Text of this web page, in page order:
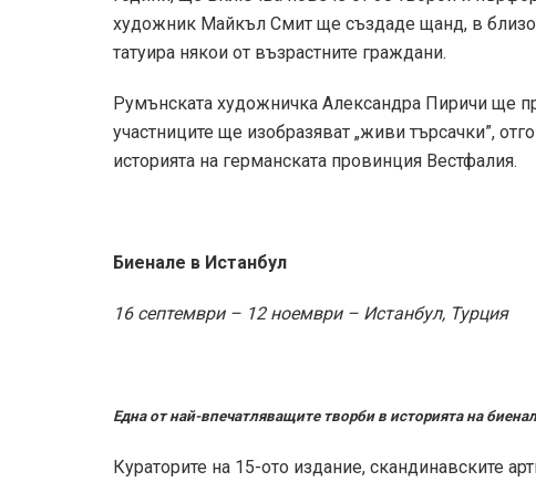
художник Майкъл Смит ще създаде щанд, в
татуира някои от възрастните граждани.
Румънската художничка Александра Пиричи ще
участниците ще изобразяват „живи търсачки”,
историята на германската провинция Вестфалия.
Биенале в Истанбул
16 септември – 12 ноември – Истанбул, Турция
Една от най-впечатляващите творби в историята на
Кураторите на 15-ото издание, скандинавските